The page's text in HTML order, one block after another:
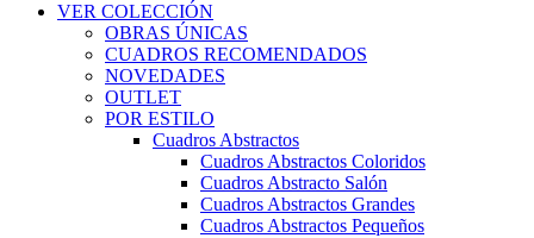
VER COLECCIÓN
OBRAS ÚNICAS
CUADROS RECOMENDADOS
NOVEDADES
OUTLET
POR ESTILO
Cuadros Abstractos
Cuadros Abstractos Coloridos
Cuadros Abstracto Salón
Cuadros Abstractos Grandes
Cuadros Abstractos Pequeños